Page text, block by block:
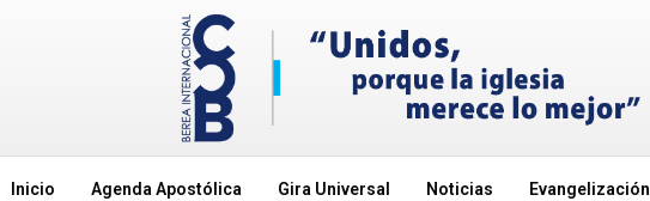
Inicio Agenda Apostólica Gira Universal Noticias Evangelización